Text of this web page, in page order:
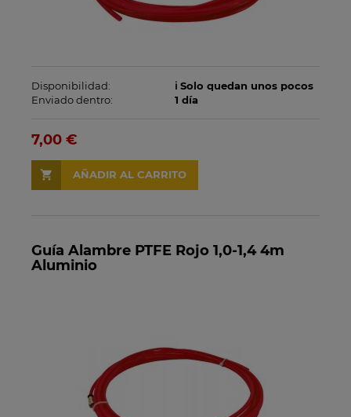
Disponibilidad:
ℹ️ Solo quedan unos pocos
Enviado dentro:
1 día
7,00 €
AÑADIR AL CARRITO
Guía Alambre PTFE Rojo 1,0-1,4 4m
Aluminio